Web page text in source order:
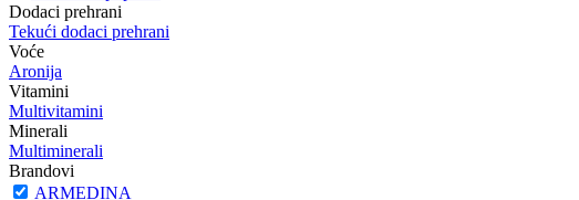
Dodaci prehrani
Tekući dodaci prehrani
Voće
Aronija
Vitamini
Multivitamini
Minerali
Multiminerali
Brandovi
ARMEDINA